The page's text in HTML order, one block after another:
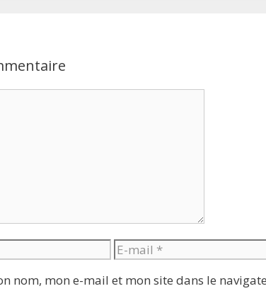
E-
mail
nom, mon e-mail et mon site dans le